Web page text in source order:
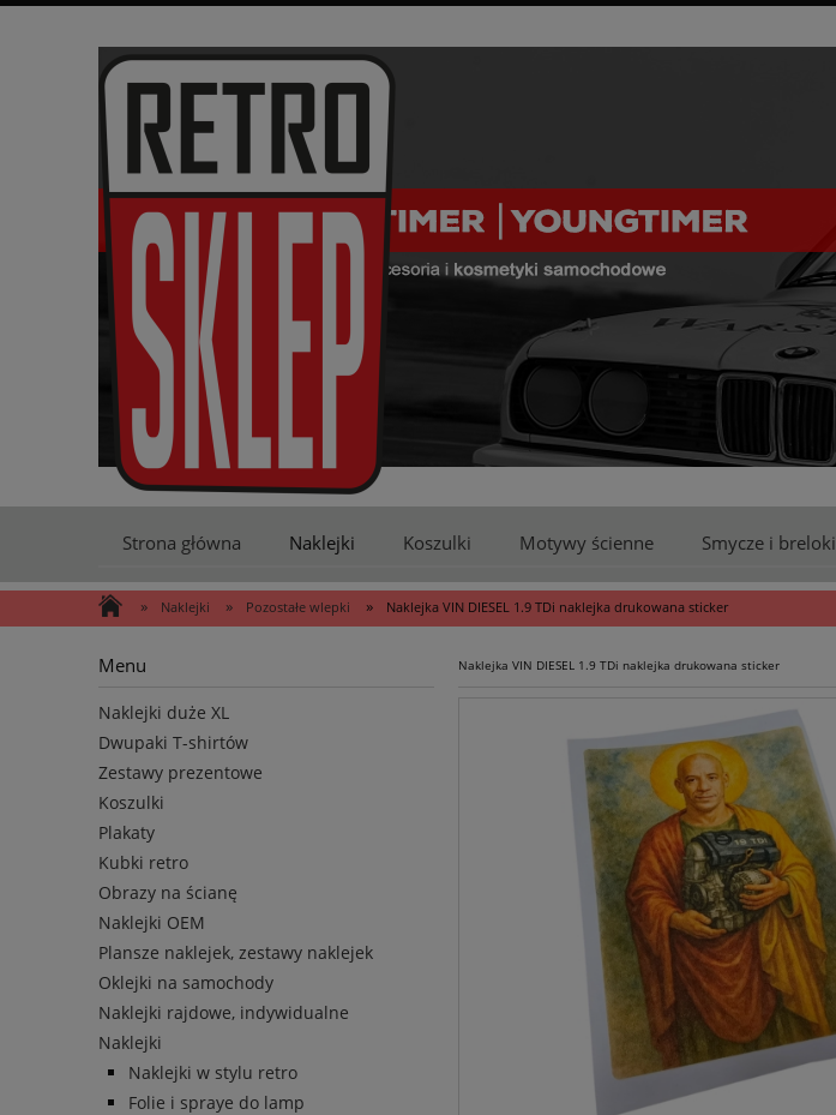
Strona główna Naklejki Koszulki Motywy ścienne Smycze i breloki
» Naklejki » Pozostałe wlepki » Naklejka VIN DIESEL 1.9 TDi naklejka drukowana sticker
Menu
Naklejki duże XL
Dwupaki T-shirtów
Zestawy prezentowe
Koszulki
Plakaty
Kubki retro
Obrazy na ścianę
Naklejki OEM
Plansze naklejek, zestawy naklejek
Oklejki na samochody
Naklejki rajdowe, indywidualne
Naklejki
Naklejki w stylu retro
Folie i spraye do lamp
Naklejka VIN DIESEL 1.9 TDi naklejka drukowana sticker